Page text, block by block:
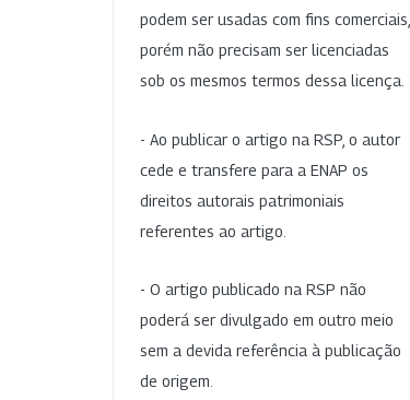
podem ser usadas com fins comerciais,
porém não precisam ser licenciadas
sob os mesmos termos dessa licença.
- Ao publicar o artigo na RSP, o autor
cede e transfere para a ENAP os
direitos autorais patrimoniais
referentes ao artigo.
- O artigo publicado na RSP não
poderá ser divulgado em outro meio
sem a devida referência à publicação
de origem.